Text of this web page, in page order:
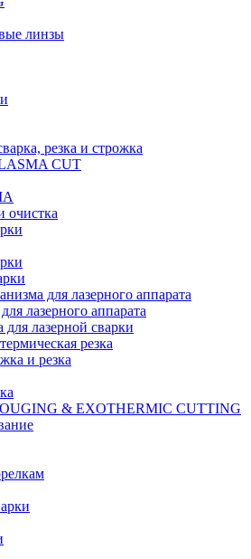
линзы
резка и строжка
CUT
очистка
для лазерного аппарата
лазерного аппарата
лазерной сварки
резка
и резка
& EXOTHERMIC CUTTING